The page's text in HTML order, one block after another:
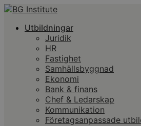
Utbildningar
Juridik
HR
Fastighet
Samhällsbyggnad
Ekonomi
Bank & finans
Chef & Ledarskap
Kommunikation
Företagsanpassade